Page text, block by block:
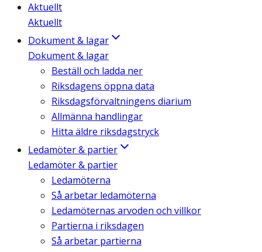
Aktuellt
Aktuellt
Dokument & lagar
Dokument & lagar
Beställ och ladda ner
Riksdagens öppna data
Riksdagsförvaltningens diarium
Allmänna handlingar
Hitta äldre riksdagstryck
Ledamöter & partier
Ledamöter & partier
Ledamöterna
Så arbetar ledamöterna
Ledamöternas arvoden och villkor
Partierna i riksdagen
Så arbetar partierna